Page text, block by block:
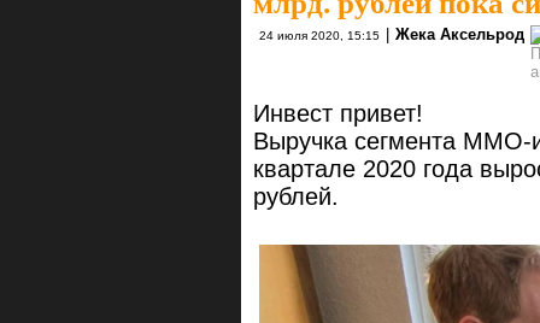
24 июля 2020, 15:15 Жека Аксельрод
Инвест привет!
Выручка сегмента
квартале 2020 года
рублей.